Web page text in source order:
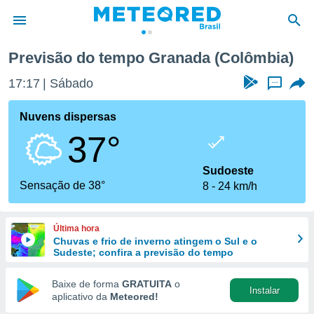
da
fornecidas
a este
das
e
forma
digital
Previsão do tempo Granada (Colômbia)
17:17 Sábado ...
Nuvens dispersas
37°
Sensação de 38°
Sudoeste
8
24 km/h
Última hora
Chuvas e frio de inverno atingem o Sul e o
Sudeste; confira a previsão do tempo
Baixe de forma GRATUITA o
aplicativo da Meteored!
Instalar